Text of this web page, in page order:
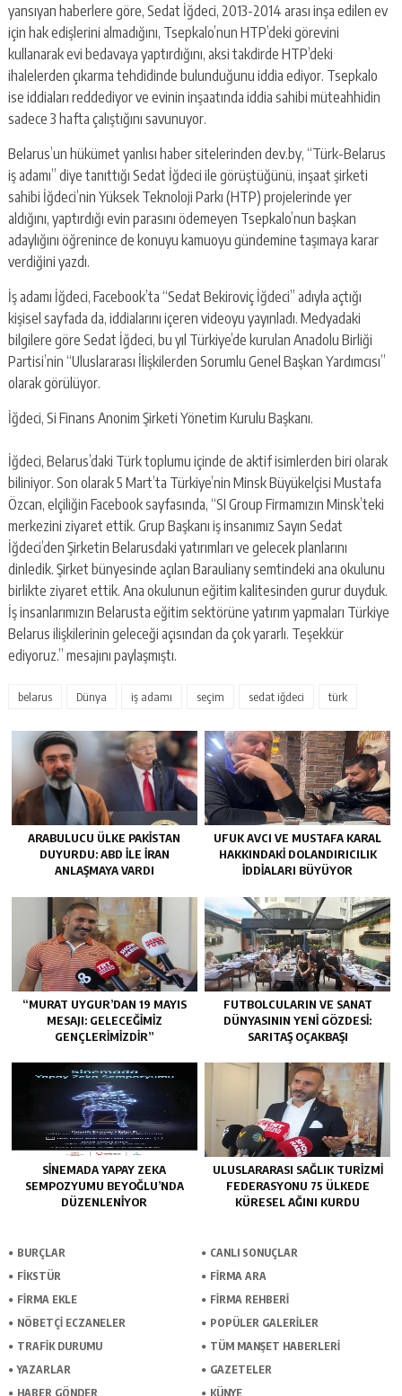
yansıyan haberlere göre, Sedat İğdeci, 2013-2014 arası inşa edilen ev
için hak edişlerini almadığını, Tsepkalo’nun HTP’deki görevini
kullanarak evi bedavaya yaptırdığını, aksi takdirde HTP’deki
ihalelerden çıkarma tehdidinde bulunduğunu iddia ediyor. Tsepkalo
ise iddiaları reddediyor ve evinin inşaatında iddia sahibi müteahhidin
sadece 3 hafta çalıştığını savunuyor.
Belarus’un hükümet yanlısı haber sitelerinden dev.by, “Türk-Belarus
iş adamı” diye tanıttığı Sedat İğdeci ile görüştüğünü, inşaat şirketi
sahibi İğdeci’nin Yüksek Teknoloji Parkı (HTP) projelerinde yer
aldığını, yaptırdığı evin parasını ödemeyen Tsepkalo’nun başkan
adaylığını öğrenince de konuyu kamuoyu gündemine taşımaya karar
verdiğini yazdı.
İş adamı İğdeci, Facebook’ta “Sedat Bekiroviç İğdeci” adıyla açtığı
kişisel sayfada da, iddialarını içeren videoyu yayınladı. Medyadaki
bilgilere göre Sedat İğdeci, bu yıl Türkiye’de kurulan Anadolu Birliği
Partisi’nin “Uluslararası İlişkilerden Sorumlu Genel Başkan Yardımcısı”
olarak görülüyor.
İğdeci, Si Finans Anonim Şirketi Yönetim Kurulu Başkanı.
İğdeci, Belarus’daki Türk toplumu içinde de aktif isimlerden biri olarak
biliniyor. Son olarak 5 Mart’ta Türkiye’nin Minsk Büyükelçisi Mustafa
Özcan, elçiliğin Facebook sayfasında, “SI Group Firmamızın Minsk’teki
merkezini ziyaret ettik. Grup Başkanı iş insanımız Sayın Sedat
İğdeci’den Şirketin Belarusdaki yatırımları ve gelecek planlarını
dinledik. Şirket bünyesinde açılan Barauliany semtindeki ana okulunu
birlikte ziyaret ettik. Ana okulunun eğitim kalitesinden gurur duyduk.
İş insanlarımızın Belarusta eğitim sektörüne yatırım yapmaları Türkiye
Belarus ilişkilerinin geleceği açısından da çok yararlı. Teşekkür
ediyoruz.” mesajını paylaşmıştı.
belarus Dünya iş adamı seçim sedat iğdeci türk
ARABULUCU ÜLKE PAKISTAN
DUYURDU: ABD ILE İRAN
ANLAŞMAYA VARDI
UFUK AVCI VE MUSTAFA KARAL
HAKKINDAKI DOLANDIRICILIK
İDDIALARI BÜYÜYOR
“MURAT UYGUR’DAN 19 MAYIS
MESAJI: GELECEĞIMIZ
GENÇLERIMIZDIR”
FUTBOLCULARIN VE SANAT
DÜNYASININ YENI GÖZDESI:
SARITAŞ OÇAKBAŞI
SINEMADA YAPAY ZEKA
SEMPOZYUMU BEYOĞLU’NDA
DÜZENLENIYOR
ULUSLARARASI SAĞLIK TURIZMI
FEDERASYONU 75 ÜLKEDE
KÜRESEL AĞINI KURDU
BURÇLAR
CANLI SONUÇLAR
FİKSTÜR
FİRMA ARA
FİRMA EKLE
FİRMA REHBERİ
NÖBETÇİ ECZANELER
POPÜLER GALERİLER
TRAFİK DURUMU
TÜM MANŞET HABERLERİ
YAZARLAR
GAZETELER
HABER GÖNDER
KÜNYE